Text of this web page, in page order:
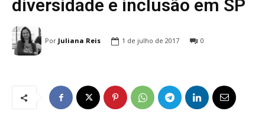
diversidade e inclusão em SP
Por Juliana Reis 1 de julho de 2017 0